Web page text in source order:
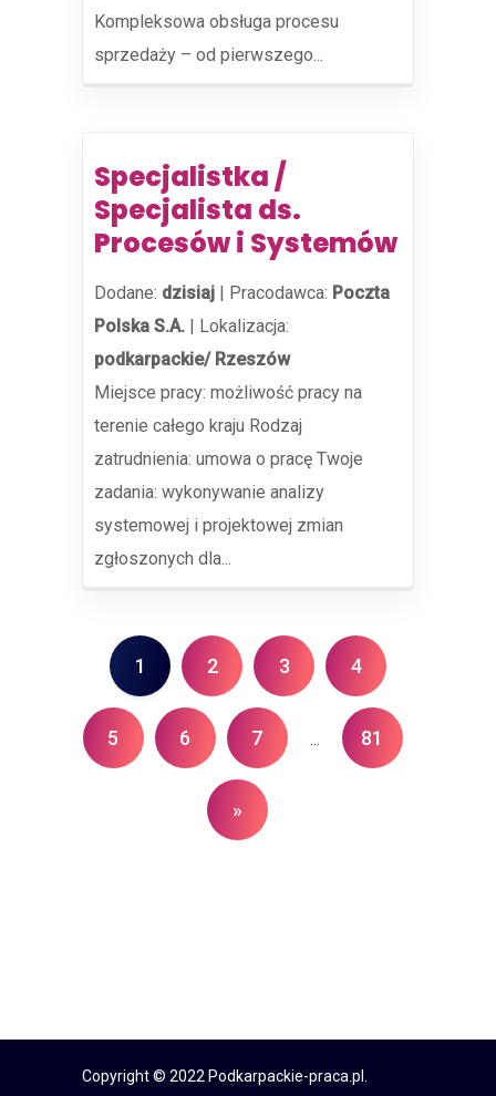
Kompleksowa obsługa procesu
sprzedaży – od pierwszego...
Specjalistka /
Specjalista ds.
Procesów i Systemów
Dodane: dzisiaj | Pracodawca: Poczta
Polska S.A. | Lokalizacja:
podkarpackie/ Rzeszów
Miejsce pracy: możliwość pracy na
terenie całego kraju Rodzaj
zatrudnienia: umowa o pracę Twoje
zadania: wykonywanie analizy
systemowej i projektowej zmian
zgłoszonych dla...
1 2 3 4
5 6 7 ... 81
»
Copyright © 2022 Podkarpackie-praca.pl.